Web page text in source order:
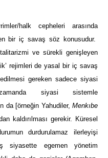
halk cepheleri arasında
bir iç savaş söz konusudur.
ve sürekli genişleyen
rejimleri de yasal bir iç savaş
gereken sadece siyasi
siyasi sistemle
da [örneğin Yahudiler, Menkıbe
kaldırılması gerekir. Küresel
durdurulamaz ilerleyişi
siyasette egemen yönetim